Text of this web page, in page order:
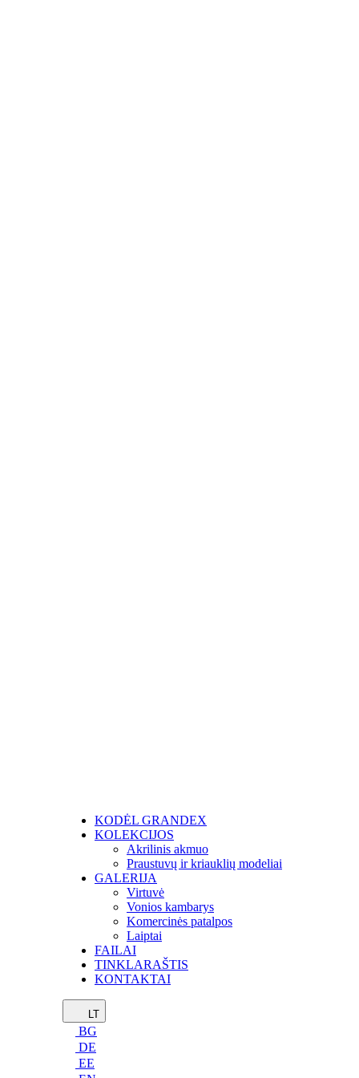
KODĖL GRANDEX
KOLEKCIJOS
Akrilinis akmuo
Praustuvų ir kriauklių modeliai
GALERIJA
Virtuvė
Vonios kambarys
Komercinės patalpos
Laiptai
FAILAI
TINKLARAŠTIS
KONTAKTAI
LT
BG
DE
EE